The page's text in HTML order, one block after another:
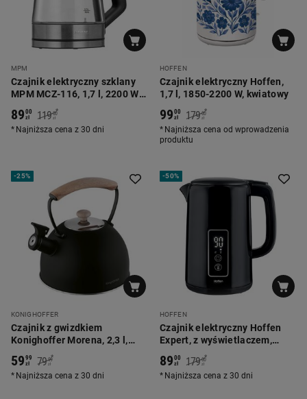
MPM
Czajnik elektryczny szklany
MPM MCZ-116, 1,7 l, 2200 W,
z regulacją temperatury
8900
zł 119 00
zł
*
Najniższa cena z 30 dni
HOFFEN
Czajnik elektryczny Hoffen,
1,7 l, 1850-2200 W, kwiatowy
9900
zł 179 00
zł
*
Najniższa cena od wprowadzenia
produktu
-25%
KONIGHOFFER
Czajnik z gwizdkiem
Konighoffer Morena, 2,3 l,
drewniana rączka
5999
zł 79 99
zł
*
Najniższa cena z 30 dni
-50%
HOFFEN
Czajnik elektryczny Hoffen
Expert, z wyświetlaczem,
2200 W, czarny
8900
zł 179 00
zł
*
Najniższa cena z 30 dni